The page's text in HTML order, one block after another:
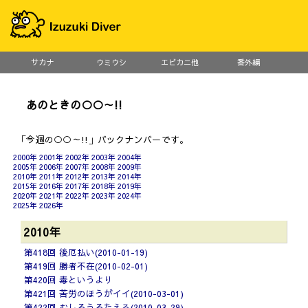
サカナ ウミウシ エビカニ他 番外編
あのときの○○～!!
「今週の○○～!!」バックナンバーです。
2000年 2001年 2002年 2003年 2004年
2005年 2006年 2007年 2008年 2009年
2010年 2011年 2012年 2013年 2014年
2015年 2016年 2017年 2018年 2019年
2020年 2021年 2022年 2023年 2024年
2025年 2026年
2010年
第418回 後厄払い(2010-01-19)
第419回 勝者不在(2010-02-01)
第420回 毒というより
第421回 苦労のほうがイイ(2010-03-01)